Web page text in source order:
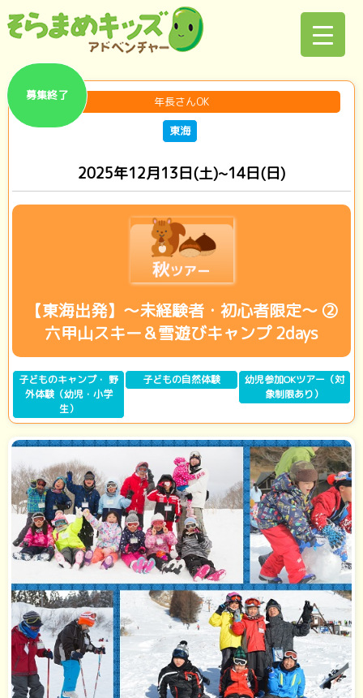
募集終了
年長さんOK
東海
2025年12月13日(土)~14日(日)
【東海出発】～未経験者・初心者限定～ ②
六甲山スキー＆雪遊びキャンプ 2days
子どものキャンプ・ 野
外体験（幼児・小学
生）
子どもの自然体験
幼児参加OKツアー（対
象制限あり）